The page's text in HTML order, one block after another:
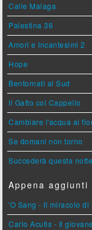
Calle Malaga
Palestina 36
Amori e Incantesimi 2
Hope
Bentornati al Sud
Il Gatto col Cappello
Cambiare l'acqua ai
Se domani non torno
Succederà questa notte
Appena aggiunti
'O Sang - Il miracolo di
Carlo Acutis - Il